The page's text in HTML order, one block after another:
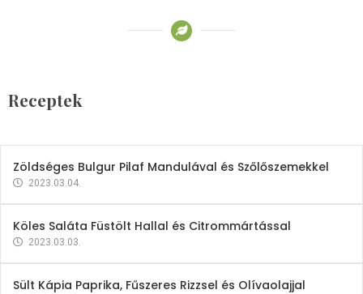
Receptek
2023.03.06.
Zöldséges Bulgur Pilaf Mandulával és Szőlőszemekkel
2023.03.04.
Köles Saláta Füstölt Hallal és Citrommártással
2023.03.03.
Sült Kápia Paprika, Fűszeres Rizzsel és Olívaolajjal